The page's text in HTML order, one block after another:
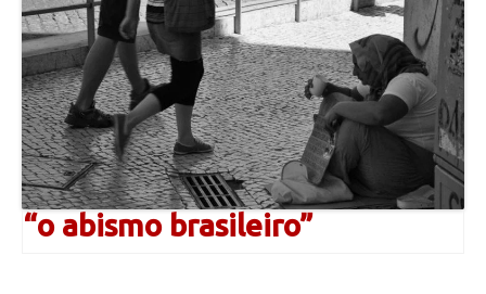
“o abismo brasileiro”